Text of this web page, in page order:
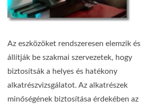
Az eszközöket rendszeresen elemzik és
állítják be szakmai szervezetek, hogy
biztosítsák a helyes és hatékony
alkatrészvizsgálatot. Az alkatrészek
minőségének biztosítása érdekében az